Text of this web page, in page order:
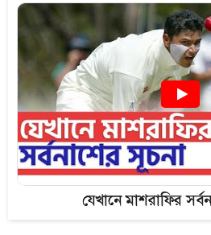
যেখানে মাশরাফির